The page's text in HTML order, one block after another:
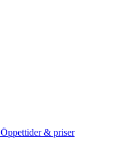
Öppettider & priser